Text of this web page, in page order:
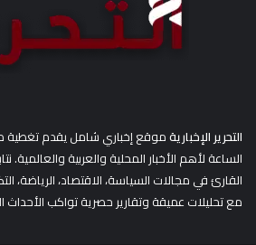
التحرير الإخباريةموقع إخباري شامل يقدم تغطية
الساعة لأهم الأخبار المحلية والعربية
القارئ في مجالات السياسة، الاقتصاد، الرياضة،
مع تحليلات عميقة وتقارير حصرية تواكب الأحداث